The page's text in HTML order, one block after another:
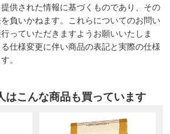
供された情報に基づくものであり、その
負いかねます。これらについてのお問い
っていただきますようお願いいたしま
仕様変更に伴い商品の表記と実際の仕様
。
はこんな商品も買っています